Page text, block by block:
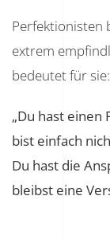
Perfektionisten
extrem
bedeutet für sie:
„Du hast einen
bist einfach
Du hast die
bleibst eine